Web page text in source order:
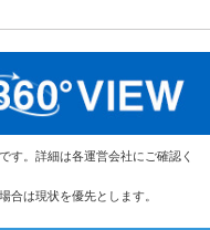
す。詳細は各運営会社にご確認く
合は現状を優先とします。